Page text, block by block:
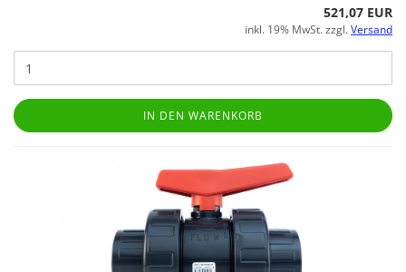
521,07 EUR
inkl. 19% MwSt. zzgl.Versand
IN DEN WARENKORB